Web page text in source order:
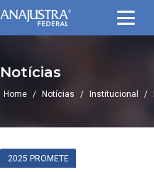
Notícias
Home / Notícias / Institucional /
2025 PROMETE